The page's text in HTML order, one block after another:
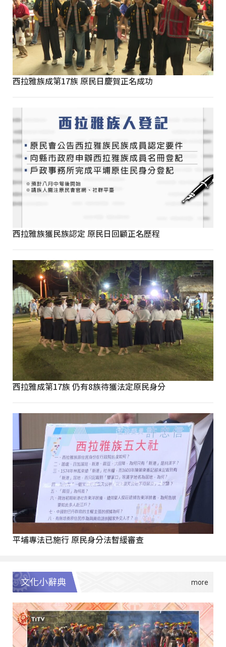
西拉雅族成第17族 原民日慶賀正名成功
西拉雅族獲民族認定 原民日回顧正名歷程
西拉雅成第17族 仍有8族待獲法定原民身分
平埔專法已施行 原民身分法暫緩審查
文化小辭典